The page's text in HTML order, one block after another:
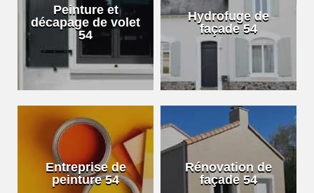
Peinture et
décapage de volet
54
Hydrofuge de
façade 54
Entreprise de
peinture 54
Rénovation de
façade 54